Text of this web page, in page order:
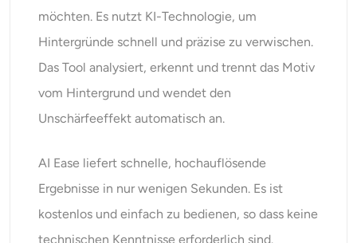
möchten. Es nutzt KI-Technologie, um
Hintergründe schnell und präzise zu verwischen.
Das Tool analysiert, erkennt und trennt das Motiv
vom Hintergrund und wendet den
Unschärfeeffekt automatisch an.
AI Ease liefert schnelle, hochauflösende
Ergebnisse in nur wenigen Sekunden. Es ist
kostenlos und einfach zu bedienen, so dass keine
technischen Kenntnisse erforderlich sind.